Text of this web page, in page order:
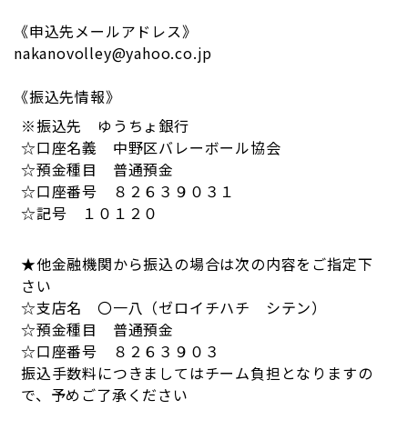
《申込先メールアドレス》
nakanovolley@yahoo.co.jp
《振込先情報》
※振込先 ゆうちょ銀行
☆口座名義 中野区バレーボール協会
☆預金種目 普通預金
☆口座番号 ８２６３９０３１
☆記号 １０１２０
★他金融機関から振込の場合は次の内容をご指定下
さい
☆支店名 〇一八（ゼロイチハチ シテン）
☆預金種目 普通預金
☆口座番号 ８２６３９０３
振込手数料につきましてはチーム負担となりますの
で、予めご了承ください